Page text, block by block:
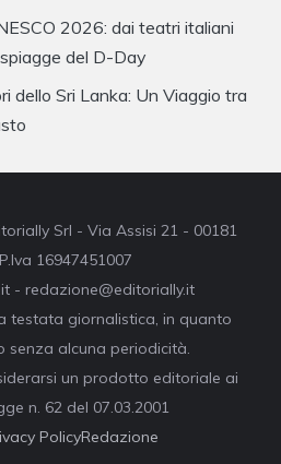
2026: dai teatri italiani
del D-Day
dello Sri Lanka: Un Viaggio tra
Srl - Via Assisi 21 - 00181
16947451007
- redazione@editorially.it
testata giornalistica, in quanto
senza alcuna periodicità.
un prodotto editoriale ai
n. 62 del 07.03.2001
PolicyRedazione